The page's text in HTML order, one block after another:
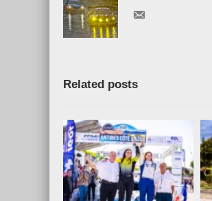
Related posts